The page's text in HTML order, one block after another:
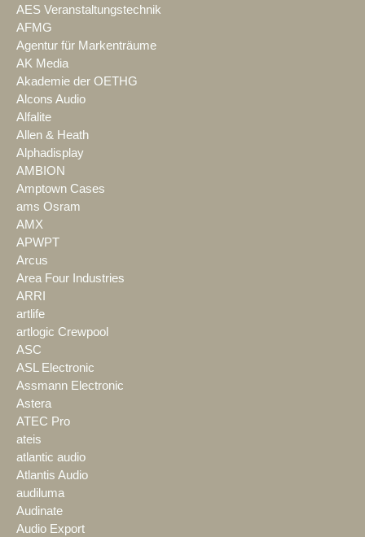
AES Veranstaltungstechnik
AFMG
Agentur für Markenträume
AK Media
Akademie der OETHG
Alcons Audio
Alfalite
Allen & Heath
Alphadisplay
AMBION
Amptown Cases
ams Osram
AMX
APWPT
Arcus
Area Four Industries
ARRI
artlife
artlogic Crewpool
ASC
ASL Electronic
Assmann Electronic
Astera
ATEC Pro
ateis
atlantic audio
Atlantis Audio
audiluma
Audinate
Audio Export